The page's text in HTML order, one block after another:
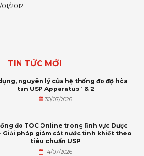
2012
TIN TỨC MỚI
nguyên lý của hệ thống đo độ hòa
tan USP Apparatus 1 & 2
30/07/2026
đo TOC Online trong lĩnh vực Dược
Giải pháp giám sát nước tinh khiết theo
tiêu chuẩn USP
14/07/2026